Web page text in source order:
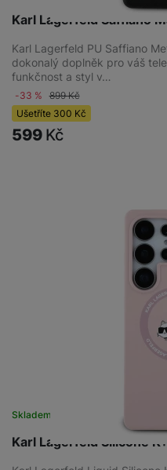
Karl Lagerfeld Saffiano
Karl Lagerfeld PU Saffiano
dokonalý doplněk pro váš
funkčnost a styl v…
-33 % 899Kč
Ušetříte 300 Kč
599 Kč
Karl Lagerfeld Silicone
Skladem na prodejně